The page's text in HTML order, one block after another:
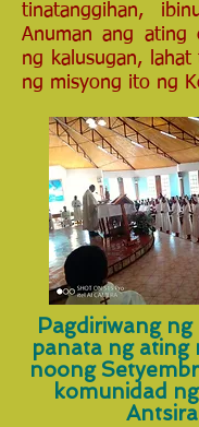
tinatanggihan,
Anuman ang ating
ng kalusugan, lahat
ng misyong ito ng
Pagdiriwang
panata ng ating
noong
komunidad